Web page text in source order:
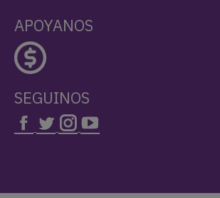
APOYANOS
SEGUINOS